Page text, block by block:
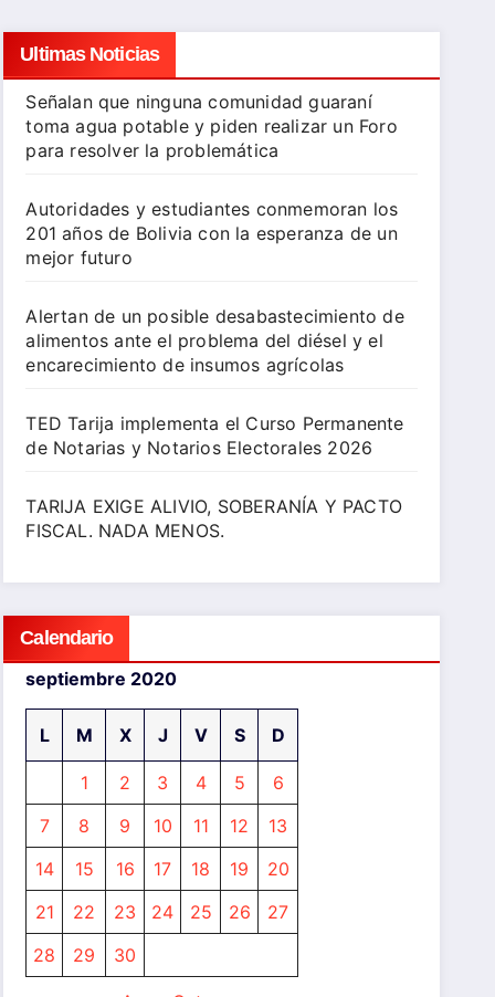
Ultimas Noticias
Señalan que ninguna comunidad guaraní
toma agua potable y piden realizar un Foro
para resolver la problemática
Autoridades y estudiantes conmemoran los
201 años de Bolivia con la esperanza de un
mejor futuro
Alertan de un posible desabastecimiento de
alimentos ante el problema del diésel y el
encarecimiento de insumos agrícolas
TED Tarija implementa el Curso Permanente
de Notarias y Notarios Electorales 2026
TARIJA EXIGE ALIVIO, SOBERANÍA Y PACTO
FISCAL. NADA MENOS.
Calendario
septiembre 2020
L M X J V S D
1 2 3 4 5
6
7
8 9 10 11 12
13
14
15 16 17 18 19
20
21
22 23 24 25 26
27
28
29 30